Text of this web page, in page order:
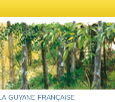
guyane française